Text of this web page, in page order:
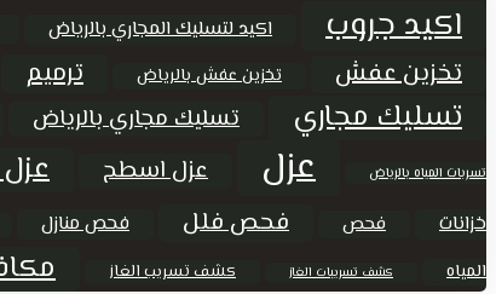
اكيد جروب اكيد لتسليك المجاري بالرياض
تخزين عفش تخزين عفش بالرياض ترميم
تسليك مجاري تسليك مجاري بالرياض
تسربات المياه بالرياض عزل عزل اسطح
خزانات
فحص فحص فلل فحص منازل
المياه
كشف تسريبات الغاز كشف تسريب الغاز